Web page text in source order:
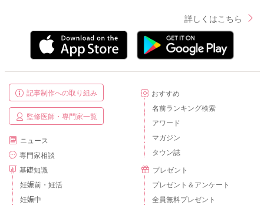
詳しくはこちら
記事制作への取り組み
監修医師・専門家一覧
ニュース
専門家相談
基礎知識
妊娠前・妊活
妊娠中
おすすめ
名前ランキング検索
アワード
マガジン
タウン誌
プレゼント
プレゼント＆アンケート
全員無料プレゼント